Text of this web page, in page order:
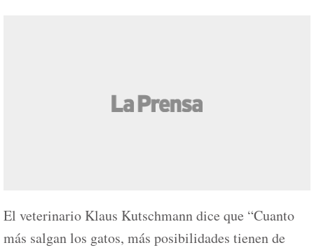
El veterinario Klaus Kutschmann dice que “Cuanto
más salgan los gatos, más posibilidades tienen de